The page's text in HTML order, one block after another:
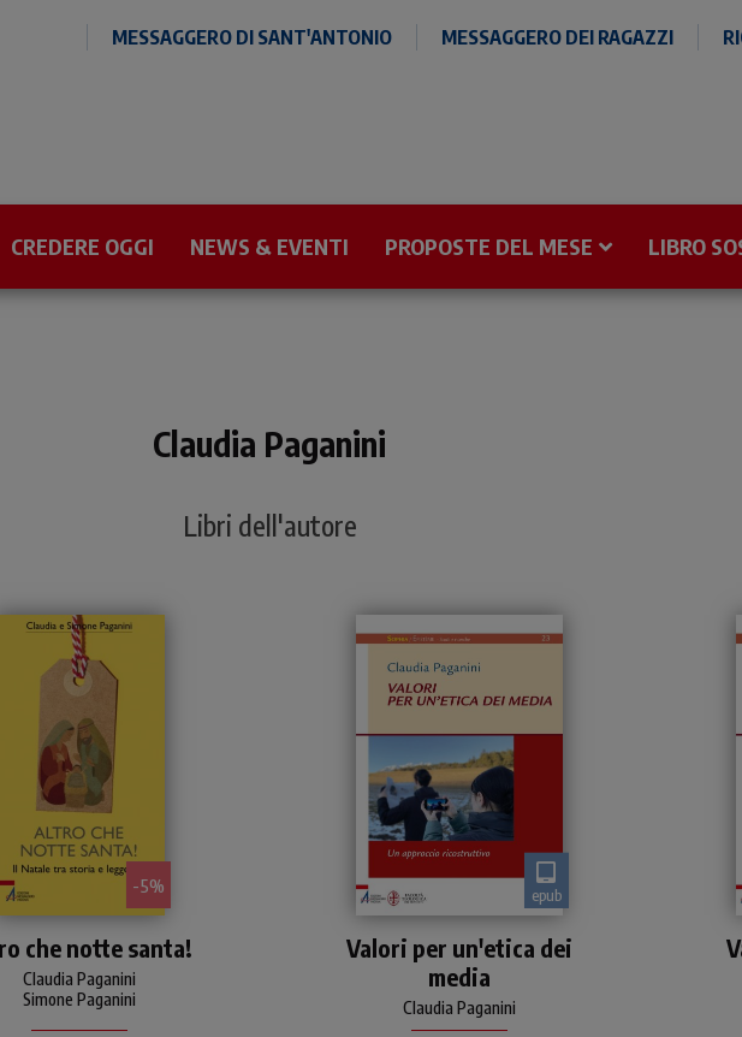
MESSAGGERO DI SANT'ANTONIO MESSAGGERO DEI RAGAZZI
CREDERE OGGI NEWS & EVENTI PROPOSTE DEL MESE LIBRO
Claudia Paganini
Libri dell'autore
- 5%
più famosa della storia
dell'umanità: asino e bue,
stella cometa, stalla e
che notte santa!
Claudia Paganini
Simone Paganini
epub
riferimento all’applicazione
di un’etica dei media è un
luogo comune che
raramente viene messo in
Valori per un'etica dei
media
Claudia Paganini